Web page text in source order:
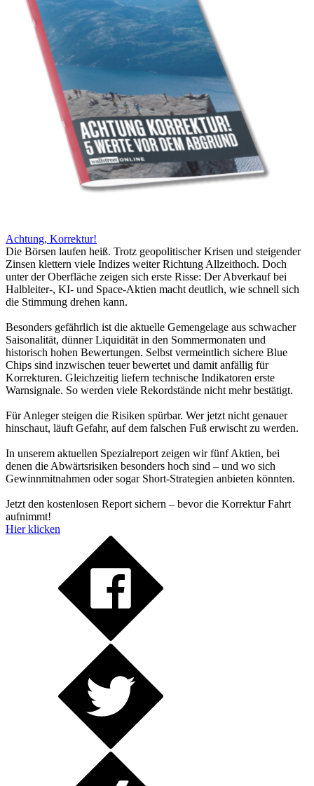
Achtung, Korrektur!
Die Börsen laufen heiß. Trotz geopolitischer Krisen und steigender
Zinsen klettern viele Indizes weiter Richtung Allzeithoch. Doch
unter der Oberfläche zeigen sich erste Risse: Der Abverkauf bei
Halbleiter-, KI- und Space-Aktien macht deutlich, wie schnell sich
die Stimmung drehen kann.
Besonders gefährlich ist die aktuelle Gemengelage aus schwacher
Saisonalität, dünner Liquidität in den Sommermonaten und
historisch hohen Bewertungen. Selbst vermeintlich sichere Blue
Chips sind inzwischen teuer bewertet und damit anfällig für
Korrekturen. Gleichzeitig liefern technische Indikatoren erste
Warnsignale. So werden viele Rekordstände nicht mehr bestätigt.
Für Anleger steigen die Risiken spürbar. Wer jetzt nicht genauer
hinschaut, läuft Gefahr, auf dem falschen Fuß erwischt zu werden.
In unserem aktuellen Spezialreport zeigen wir fünf Aktien, bei
denen die Abwärtsrisiken besonders hoch sind – und wo sich
Gewinnmitnahmen oder sogar Short-Strategien anbieten könnten.
Jetzt den kostenlosen Report sichern – bevor die Korrektur Fahrt
aufnimmt!
Hier klicken